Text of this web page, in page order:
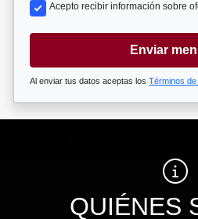
Acepto recibir información sobre
Enviar
Al enviar tus datos aceptas los Términos
QUIÉNES